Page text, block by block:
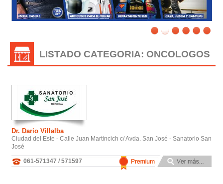
LISTADO CATEGORIA: ONCOLOGOS
Dr. Dario Villalba
Ciudad del Este - Calle Juan Martincich c/ Avda. San José - Sanatorio San
José
061-571347 / 571597